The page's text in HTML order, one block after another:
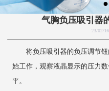
气胸负压吸引器
23/02/
将负压吸引器的负压调节钮
始工作，观察液晶显示的压力
平。